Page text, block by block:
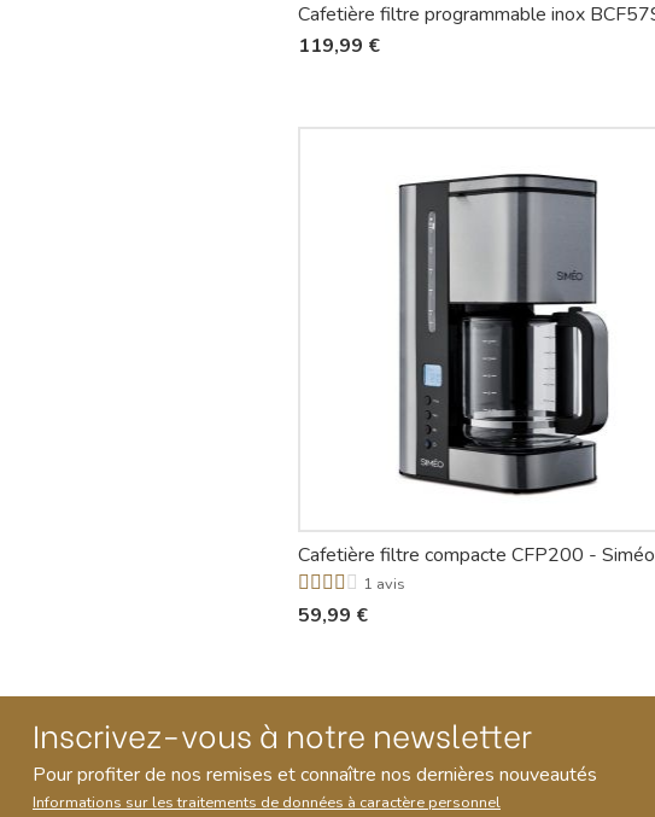
119,99 €
Cafetière filtre compacte CFP200 - Siméo
1 avis
59,99 €
Inscrivez-vous à notre newsletter
Pour profiter de nos remises et connaître nos dernières nouveautés
Informations sur les traitements de données à caractère personnel